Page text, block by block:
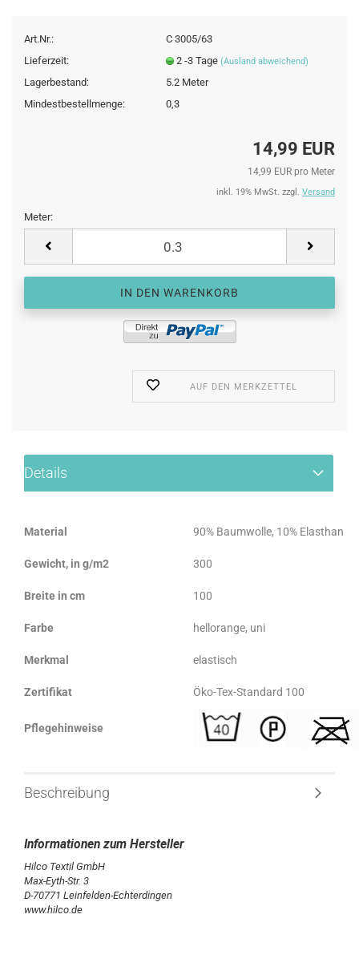
Art.Nr.:
C 3005/63
Lieferzeit:
2 -3 Tage (Ausland abweichend)
Lagerbestand: 5.2 Meter
Mindestbestellmenge:
0,3
14,99 EUR
14,99 EUR pro Meter
inkl. 19% MwSt. zzgl. Versand
Meter:
AUF DEN MERKZETTEL
Details
Material 90% Baumwolle, 10% Elasthan
Gewicht, in g/m2 300
Breite in cm 100
Farbe hellorange, uni
Merkmal elastisch
Zertifikat Öko-Tex-Standard 100
Pflegehinweise
Beschreibung
Hilco Textil GmbH
Max-Eyth-Str. 3
D-70771 Leinfelden-Echterdingen
www.hilco.de